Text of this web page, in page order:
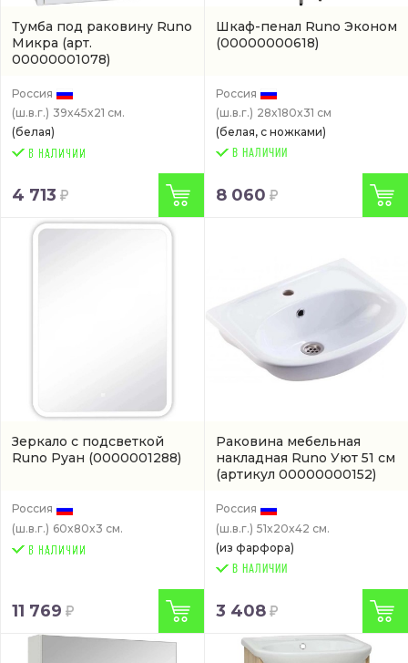
Тумба под раковину Runo
Микра (арт.
00000001078)
Россия
(ш.в.г.) 39x45x21 см.
(белая)
4 713
Шкаф-пенал Runo Эконом
(00000000618)
Россия
(ш.в.г.) 28x180x31 см
(белая, с ножками)
В НАЛИЧИИ
8 060
Зеркало с подсветкой
Runo Руан (0000001288)
Россия
(ш.в.г.) 60x80x3 см.
11 769
Раковина мебельная
накладная Runo Уют 51 см
(артикул 00000000152)
Россия
(ш.в.г.) 51x20x42 см.
(из фарфора)
В НАЛИЧИИ
3 408